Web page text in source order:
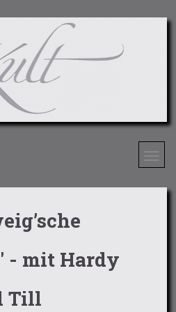
- mit Hardy
Till